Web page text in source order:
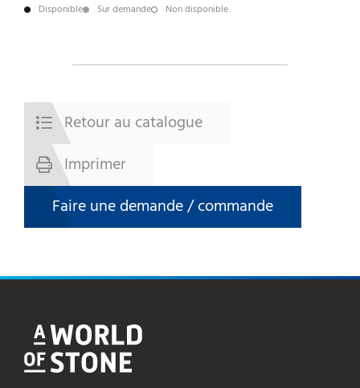
Disponible Sur demande Non disponible
Retour au catalogue
Imprimer
Faire une demande / commande